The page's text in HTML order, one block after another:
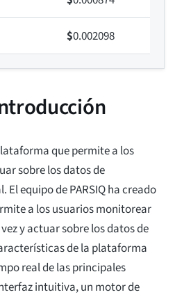
$0.002098
que permite a los
sobre los datos de
equipo de PARSIQ ha creado
a los usuarios monitorear
y actuar sobre los datos de
de la plataforma
real de las principales
intuitiva, un motor de